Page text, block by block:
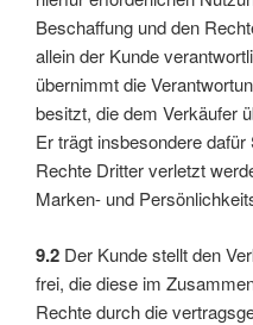
Beschaffung und den
allein der Kunde
übernimmt die
besitzt, die dem Verkäufer
Er trägt insbesondere
Rechte Dritter verletzt
Marken- und
9.2 Der Kunde stellt den
frei, die diese im
Rechte durch die